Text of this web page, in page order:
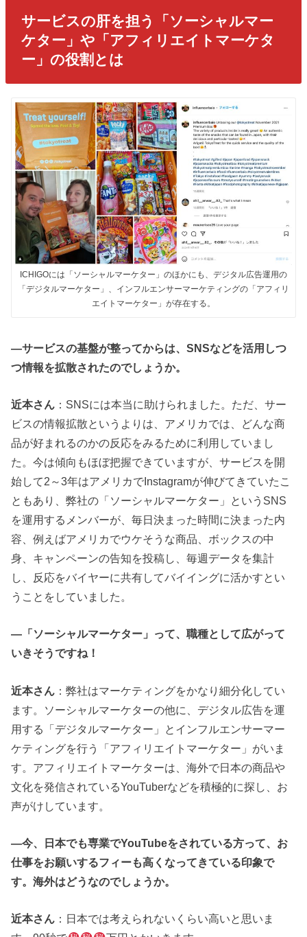
サービスの肝を担う「ソーシャルマー
ケター」や「アフィリエイトマーケタ
ー」の役割とは
ICHIGOには「ソーシャルマーケター」のほかにも、デジタル広告運用の
「デジタルマーケター」、インフルエンサーマーケティングの「アフィリ
エイトマーケター」が存在する。
―サービスの基盤が整ってからは、SNSなどを活用しつ
つ情報を拡散されたのでしょうか。
近本さん ：SNSには本当に助けられました。ただ、サー
ビスの情報拡散というよりは、アメリカでは、どんな商
品が好まれるのかの反応をみるために利用していまし
た。今は傾向もほぼ把握できていますが、サービスを開
始して2～3年はアメリカでInstagramが伸びてきていたこ
ともあり、弊社の「ソーシャルマーケター」というSNS
を運用するメンバーが、毎日決まった時間に決まった内
容、例えばアメリカでウケそうな商品、ボックスの中
身、キャンペーンの告知を投稿し、毎週データを集計
し、反応をバイヤーに共有してバイイングに活かすとい
うことをしていました。
―「ソーシャルマーケター」って、職種として広がって
いきそうですね！
近本さん ：弊社はマーケティングをかなり細分化してい
ます。ソーシャルマーケターの他に、デジタル広告を運
用する「デジタルマーケター」とインフルエンサーマー
ケティングを行う「アフィリエイトマーケター」がいま
す。アフィリエイトマーケターは、海外で日本の商品や
文化を発信されているYouTuberなどを積極的に探し、お
声がけしています。
―今、日本でも専業でYouTubeをされている方って、お
仕事をお願いするフィーも高くなってきている印象で
す。海外はどうなのでしょうか。
近本さん ：日本では考えられないくらい高いと思いま